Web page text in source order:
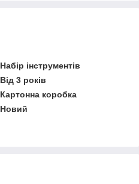
Набір інструментів
Від 3 років
Картонна коробка
Новий